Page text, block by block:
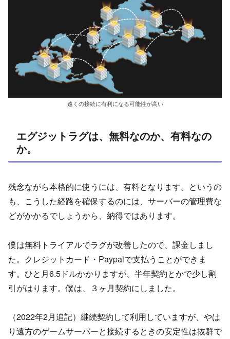
遠くの接続に有利になる可能性が高い
エグジットラグは、無料なのか、有料なの
か。
残念ながら本格的に使うには、有料となります。というの
も、こうした経路を確保するのには、サーバーの管理費な
どがかかるでしょうから、納得ではあります。
僕は無料トライアルでラグが改善したので、課金しまし
た。クレジットカード・Paypalで支払うことができま
す。ひと月6.5ドルかかりますが、半年契約とかで少し割
引がはります。僕は、３ヶ月契約にしました。
（2022年2月追記）継続契約して利用していますが、やは
り遠方のゲームサーバーと接続するときの安定性は抜群で